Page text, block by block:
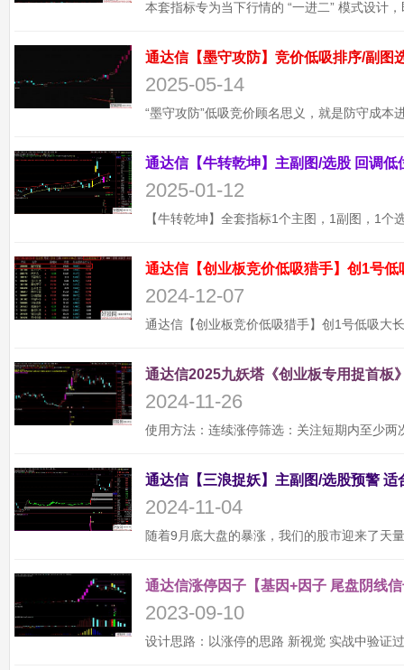
2025-05-14
2025-01-12
通达信【创业板竞价低吸猎手】创1号
2024-12-07
通达信2025九妖塔《创业板专用捉首板
2024-11-26
2024-11-04
通达信涨停因子【基因+因子 尾盘阴线
2023-09-10